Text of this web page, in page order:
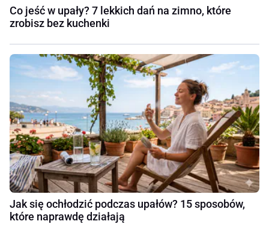
Co jeść w upały? 7 lekkich dań na zimno, które
zrobisz bez kuchenki
Jak się ochłodzić podczas upałów? 15 sposobów,
które naprawdę działają